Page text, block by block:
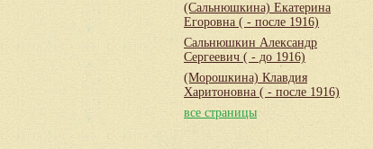
(Сальнюшкина) Екатерина
Егоровна ( - после 1916)
Сальнюшкин Александр
Сергеевич ( - до 1916)
(Морошкина) Клавдия
Харитоновна ( - после 1916)
все страницы